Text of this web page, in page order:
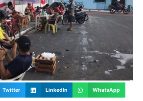
Twitter LinkedIn WhatsApp